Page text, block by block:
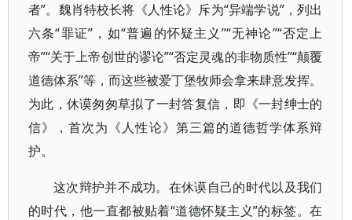
者”。魏肖特校长将《人性论》斥为“异端学说”，列出
六条“罪证”，如“普遍的怀疑主义”“无神论”“否定上
帝”“关于上帝创世的谬论”“否定灵魂的非物质性”“颠覆
道德体系”等，而这些被爱丁堡牧师会拿来肆意发挥。
为此，休谟匆匆草拟了一封答复信，即《一封绅士的
信》，首次为《人性论》第三篇的道德哲学体系辩
护。
这次辩护并不成功。在休谟自己的时代以及我们
的时代，他一直都被贴着“道德怀疑主义”的标签。在